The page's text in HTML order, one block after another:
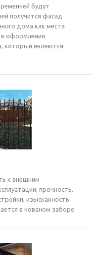
будут
получится фасад
дома как места
в оформлении
который являются
к внешним
прочность,
изысканность
в кованом заборе.